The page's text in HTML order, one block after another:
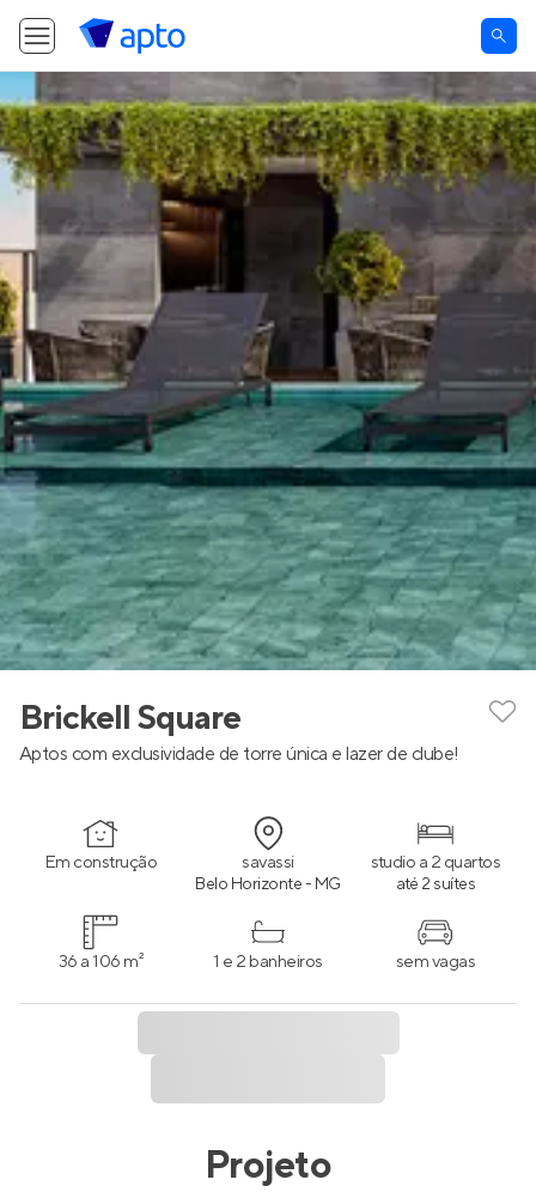
Brickell Square
Aptos com exclusividade de torre única e lazer de clube!
Em construção savassi
Belo Horizonte - MG
studio a 2 quartos
até 2 suítes
36 a 106 m² 1 e 2 banheiros sem vagas
Projeto